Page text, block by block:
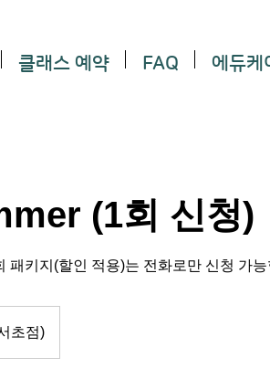
클래스 예약 FAQ 에듀케
(1회 신청)
키지(할인 적용)는 전화로만 신청 가능
초점)